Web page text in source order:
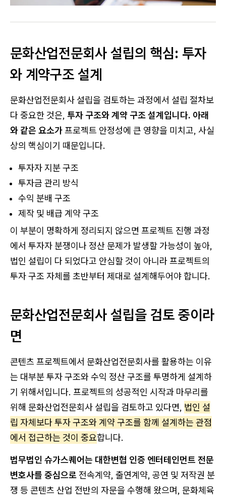
문화산업전문회사 설립의 핵심: 투자
와 계약구조 설계
문화산업전문회사 설립을 검토하는 과정에서 설립 절차보
다 중요한 것은, 투자 구조와 계약 구조 설계입니다. 아래
와 같은 요소가프로젝트 안정성에 큰 영향을 미치고, 사실
상의 핵심이기 때문입니다.
투자자 지분 구조
투자금 관리 방식
수익 분배 구조
제작 및 배급 계약 구조
이 부분이 명확하게 정리되지 않으면 프로젝트 진행 과정
에서 투자자 분쟁이나 정산 문제가 발생할 가능성이 높아,
법인 설립이 다 되었다고 안심할 것이 아니라 프로젝트의
투자 구조 자체를 초반부터 제대로 설계해두어야 합니다.
문화산업전문회사 설립을 검토 중이라
면
콘텐츠 프로젝트에서 문화산업전문회사를 활용하는 이유
는 대부분 투자 구조와 수익 정산 구조를 투명하게 설계하
기 위해서입니다. 프로젝트의 성공적인 시작과 마무리를
위해 문화산업전문회사 설립을 검토하고 있다면, 법인 설
립 자체보다 투자 구조와 계약 구조를 함께 설계하는 관점
에서 접근하는 것이 중요합니다.
법무법인 슈가스퀘어는 대한변협 인증 엔터테인먼트 전문
변호사를 중심으로 전속계약, 출연계약, 공연 및 저작권 분
쟁 등 콘텐츠 산업 전반의 자문을 수행해 왔으며, 문화체육